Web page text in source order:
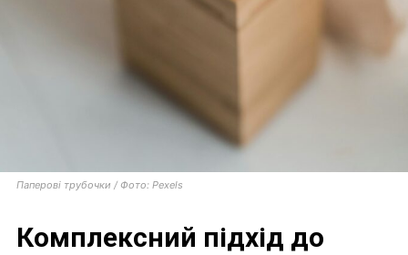
Паперові трубочки / Фото: Pexels
Комплексний підхід до